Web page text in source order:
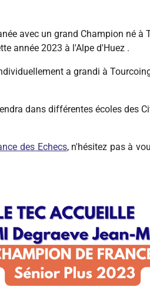
avec un grand Champion né à
année 2023 à l'Alpe d'Huez .
a grandi à
dans différentes écoles des
des Echecs, n'hésitez pas à